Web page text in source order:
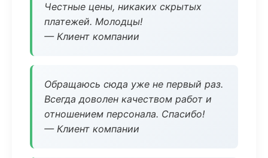
Честные цены, никаких скрытых
платежей. Молодцы!
— Клиент компании
Обращаюсь сюда уже не первый раз.
Всегда доволен качеством работ и
отношением персонала. Спасибо!
— Клиент компании